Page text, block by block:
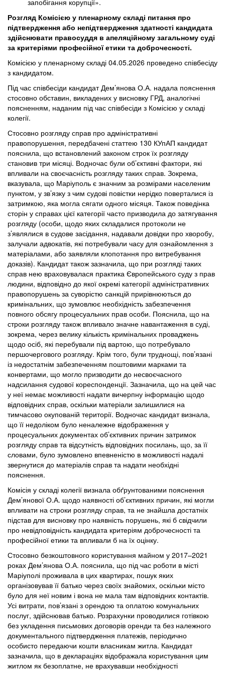
запобігання корупції».
Розгляд Комісією у пленарному складі питання про
підтвердження або непідтвердження здатності кандидата
здійснювати правосуддя в апеляційному загальному суді
за критеріями професійної етики та доброчесності.
Комісією у пленарному складі 04.05.2026 проведено співбесіду
з кандидатом.
Під час співбесіди кандидат Дем’янова О.А. надала пояснення
стосовно обставин, викладених у висновку ГРД, аналогічні
поясненням, наданим під час співбесіди з Комісією у складі
колегії.
Стосовно розгляду справ про адміністративні
правопорушення, передбачені статтею 130 КУпАП кандидат
пояснила, що встановлений законом строк їх розгляду
становив три місяці. Водночас були об’єктивні фактори, які
впливали на своєчасність розгляду таких справ. Зокрема,
вказувала, що Маріуполь є значним за розмірами населеним
пунктом, у зв’язку з чим судові повістки нерідко поверталися із
затримкою, яка могла сягати одного місяця. Також поведінка
сторін у справах цієї категорії часто призводила до затягування
розгляду (особи, щодо яких складалися протоколи не
з’являлися в судове засідання, надавали довідки про хворобу,
залучали адвокатів, які потребували часу для ознайомлення з
матеріалами, або заявляли клопотання про витребування
доказів). Кандидат також зазначила, що при розгляді таких
справ нею враховувалася практика Європейського суду з прав
людини, відповідно до якої окремі категорії адміністративних
правопорушень за суворістю санкцій прирівнюються до
кримінальних, що зумовлює необхідність забезпечення
повного обсягу процесуальних прав особи. Пояснила, що на
строки розгляду також впливало значне навантаження в суді,
зокрема, через велику кількість кримінальних проваджень
щодо осіб, які перебували під вартою, що потребувало
першочергового розгляду. Крім того, були труднощі, пов’язані
із недостатнім забезпеченням поштовими марками та
конвертами, що могло призводити до несвоєчасного
надсилання судової кореспонденції. Зазначила, що на цей час
у неї немає можливості надати вичерпну інформацію щодо
відповідних справ, оскільки матеріали залишилися на
тимчасово окупованій території. Водночас кандидат визнала,
що її недоліком було неналежне відображення у
процесуальних документах об’єктивних причин затримок
розгляду справ та відсутність відповідних посилань, що, за її
словами, було зумовлено впевненістю в можливості надалі
звернутися до матеріалів справ та надати необхідні
пояснення.
Комісія у складі колегії визнала обґрунтованими пояснення
Дем’янової О.А. щодо наявності об’єктивних причин, які могли
впливати на строки розгляду справ, та не знайшла достатніх
підстав для висновку про наявність порушень, які б свідчили
про невідповідність кандидата критеріям доброчесності та
професійної етики та впливали б на їх оцінку.
Стосовно безкоштовного користування майном у 2017–2021
роках Дем’янова О.А. пояснила, що під час роботи в місті
Маріуполі проживала в цих квартирах, пошук яких
організовував її батько через своїх знайомих, оскільки місто
було для неї новим і вона не мала там відповідних контактів.
Усі витрати, пов’язані з орендою та оплатою комунальних
послуг, здійснював батько. Розрахунки проводилися готівкою
без укладення письмових договорів оренди та без належного
документального підтвердження платежів, періодично
особисто передаючи кошти власникам житла. Кандидат
зазначила, що в деклараціях відображала користування цим
житлом як безоплатне, не врахувавши необхідності